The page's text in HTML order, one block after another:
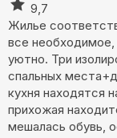
9,7
Жилье
все
уютно. Три
спальных
кухня находятся
прихожая
мешалась обувь,